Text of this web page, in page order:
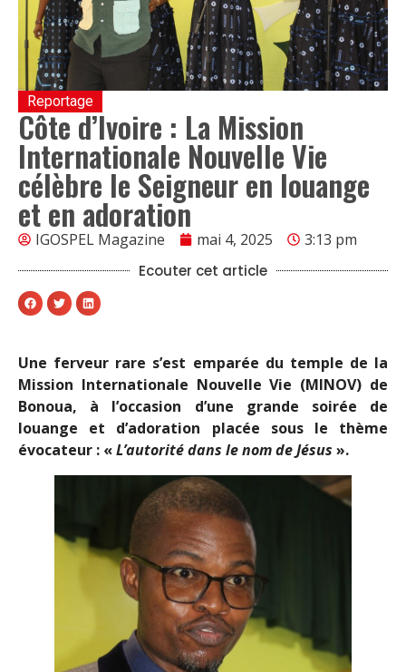
Reportage
Côte d’Ivoire : La Mission
Internationale Nouvelle Vie
célèbre le Seigneur en louange
et en adoration
IGOSPEL Magazine mai 4, 2025 3:13 pm
Ecouter cet article
Une ferveur rare s’est emparée du temple de la
Mission Internationale Nouvelle Vie (MINOV) de
Bonoua, à l’occasion d’une grande soirée de
louange et d’adoration placée sous le thème
évocateur : «L’autorité dans le nom de Jésus ».